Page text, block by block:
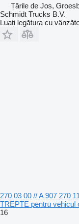
Țările de Jos,
Schmidt Trucks B.V.
Luați legătura cu
270 03 00 // A 907 270
TREPTE pentru vehicul
16